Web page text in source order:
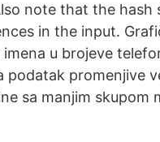
note that the hash
in the input.
u brojeve
podatak promenjive
sa manjim skupom